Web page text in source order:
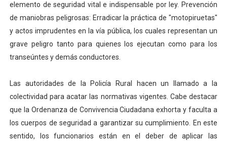
elemento de seguridad vital e indispensable por ley. Prevención
de maniobras peligrosas: Erradicar la práctica de "motopiruetas"
y actos imprudentes en la vía pública, los cuales representan un
grave peligro tanto para quienes los ejecutan como para los
transeúntes y demás conductores.
Las autoridades de la Policía Rural hacen un llamado a la
colectividad para acatar las normativas vigentes. Cabe destacar
que la Ordenanza de Convivencia Ciudadana exhorta y faculta a
los cuerpos de seguridad a garantizar su cumplimiento. En este
sentido, los funcionarios están en el deber de aplicar las